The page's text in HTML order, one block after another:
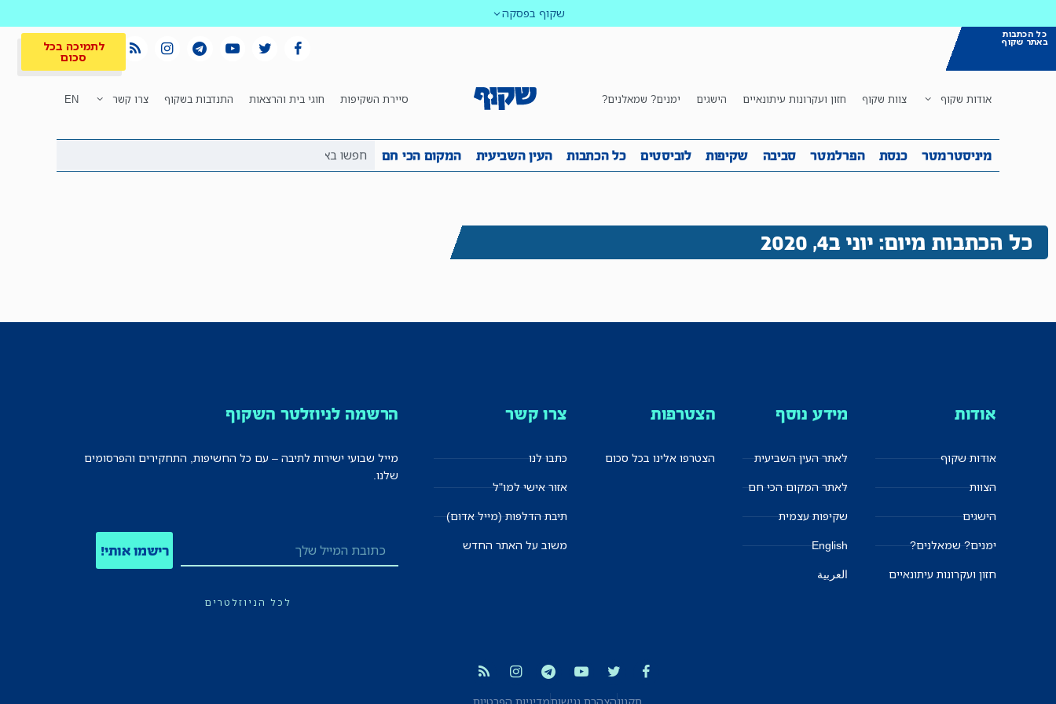
שקוף בפסקה
כל הכתבות
באתר שקוף לתמיכה בכל
סכום
אודות שקוף צוות שקוף חזון ועקרונות עיתונאיים הישגים ימנים? שמאלנים? סיירת השקיפות חוגי בית והרצאות התנדבות בשקוף צרו קשר EN
מיניסטרמטר כנסת הפרלמטר סביבה שקיפות לוביסטים כל הכתבות העין השביעית המקום הכי חם
מיניסטרמטר כנסת הפרלמטר סביבה שקיפות לוביסטים כל הכתבות העין השביעית המקום הכי חם לתמיכה בכל
כל הכתבות מיום: יוני ב4, 2020
אודות
אודות שקוף
הצוות
הישגים
ימנים? שמאלנים?
חזון ועקרונות עיתונאיים
מידע נוסף
לאתר העין השביעית
לאתר המקום הכי חם
שקיפות עצמית
English
العربية
הצטרפות
הצטרפו אלינו בכל סכום
צרו קשר
כתבו לנו
אזור אישי למו"ל
תיבת הדלפות (מייל אדום)
משוב על האתר החדש
הרשמה לניוזלטר השקוף
מייל שבועי ישירות לתיבה – עם כל החשיפות, התחקירים והפרסומים
שלנו.
רישמו אותי!
לכל הניוזלטרים
תקנוןהצהרת נגישותמדיניות הפרטיות